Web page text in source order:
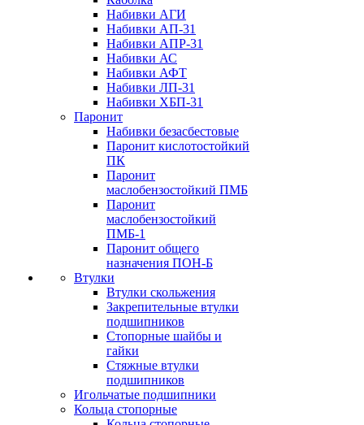
Набивки АГИ
Набивки АП-31
Набивки АПР-31
Набивки АС
Набивки АФТ
Набивки ЛП-31
Набивки ХБП-31
Паронит
Набивки безасбестовые
Паронит кислотостойкий
ПК
Паронит
маслобензостойкий ПМБ
Паронит
маслобензостойкий
ПМБ-1
Паронит общего
назначения ПОН-Б
Втулки
Втулки скольжения
Закрепительные втулки
подшипников
Стопорные шайбы и
гайки
Стяжные втулки
подшипников
Игольчатые подшипники
Кольца стопорные